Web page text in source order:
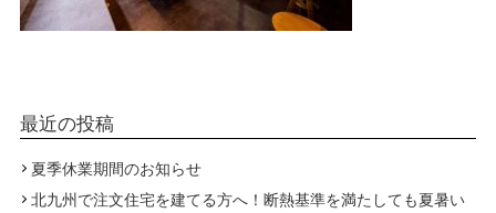
最近の投稿
夏季休業期間のお知らせ
北九州で注文住宅を建てる方へ！断熱基準を満たしても夏暑い